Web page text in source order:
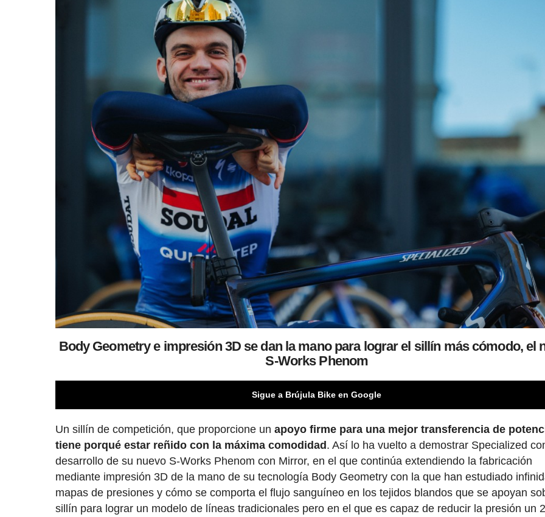
Body Geometry e impresión 3D se dan la mano para lograr el sillín más cómodo, el
S-Works Phenom
Sigue a Brújula Bike en Google
Un sillín de competición, que proporcione unapoyo firme para una mejor transferencia de
tiene porqué estar reñido con la máxima comodidad. Así lo ha vuelto a demostrar Specialized
desarrollo de su nuevo S-Works Phenom con Mirror, en el que continúa extendiendo la fabricación
mediante impresión 3D de la mano de su tecnología Body Geometry con la que han estudiado
mapas de presiones y cómo se comporta el flujo sanguíneo en los tejidos blandos que se apoyan
sillín para lograr un modelo de líneas tradicionales pero en el que es capaz de reducir la presión un